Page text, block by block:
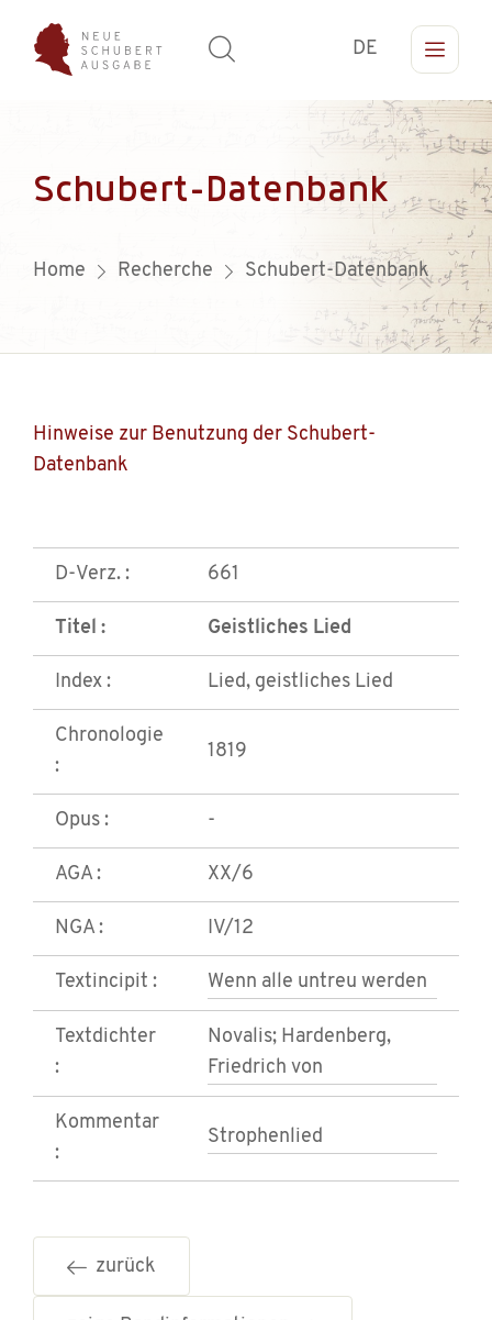
DE
Schubert-Datenbank
Home Recherche Schubert-Datenbank
Hinweise zur Benutzung der Schubert-
Datenbank
D-Verz. : 661
Titel : Geistliches Lied
Index : Lied, geistliches Lied
Chronologie
:
1819
Opus : -
AGA : XX/6
NGA : IV/12
Textincipit : Wenn alle untreu werden
Textdichter
:
Novalis; Hardenberg,
Friedrich von
Kommentar
:
Strophenlied
zurück